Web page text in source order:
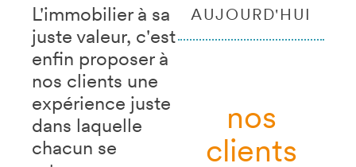
L'immobilier à sa
juste valeur, c'est
enfin proposer à
nos clients une
expérience juste
dans laquelle
chacun se
AUJOURD'HUI
nos
clients